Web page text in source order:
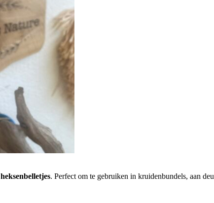
heksenbelletjes. Perfect om te gebruiken in kruidenbundels, aan